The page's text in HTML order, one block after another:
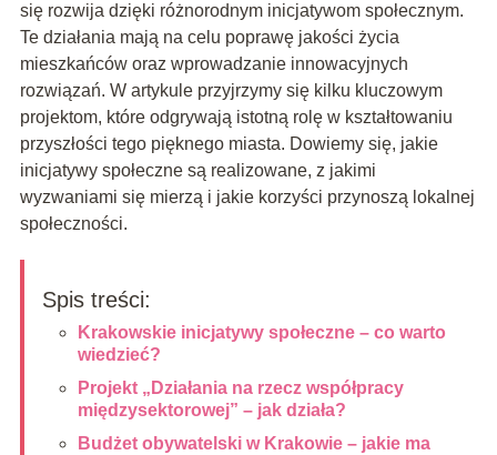
się rozwija dzięki różnorodnym inicjatywom społecznym.
Te działania mają na celu poprawę jakości życia
mieszkańców oraz wprowadzanie innowacyjnych
rozwiązań. W artykule przyjrzymy się kilku kluczowym
projektom, które odgrywają istotną rolę w kształtowaniu
przyszłości tego pięknego miasta. Dowiemy się, jakie
inicjatywy społeczne są realizowane, z jakimi
wyzwaniami się mierzą i jakie korzyści przynoszą lokalnej
społeczności.
Spis treści:
Krakowskie inicjatywy społeczne – co warto
wiedzieć?
Projekt „Działania na rzecz współpracy
międzysektorowej” – jak działa?
Budżet obywatelski w Krakowie – jakie ma